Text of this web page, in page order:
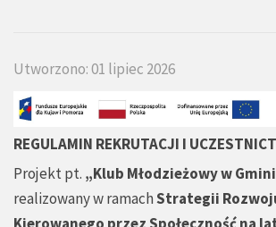
Utworzono: 01 lipiec 2026
REGULAMIN REKRUTACJI I
Projekt pt. „Klub Młodzieżowy w
realizowany w ramachStrategii